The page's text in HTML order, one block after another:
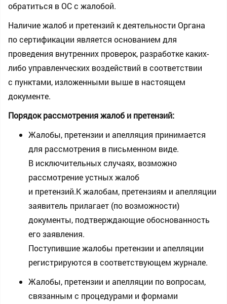
обратиться в ОС с жалобой.
Наличие жалоб и претензий к деятельности Органа
по сертификации является основанием для
проведения внутренних проверок, разработке каких-
либо управленческих воздействий в соответствии
с пунктами, изложенными выше в настоящем
документе.
Порядок рассмотрения жалоб и претензий:
Жалобы, претензии и апелляция принимается
для рассмотрения в письменном виде.
В исключительных случаях, возможно
рассмотрение устных жалоб
и претензий.К жалобам, претензиям и апелляции
заявитель прилагает (по возможности)
документы, подтверждающие обоснованность
его заявления.
Поступившие жалобы претензии и апелляции
регистрируются в соответствующем журнале.
Жалобы, претензии и апелляции по вопросам,
связанным с процедурами и формами